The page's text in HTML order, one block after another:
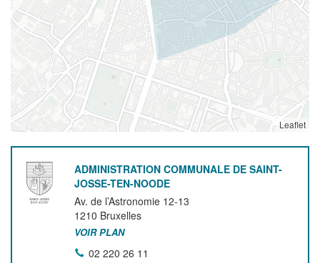
Leaflet
ADMINISTRATION COMMUNALE DE SAINT-
JOSSE-TEN-NOODE
Av. de l’Astronomie 12-13
1210 Bruxelles
VOIR PLAN
02 220 26 11